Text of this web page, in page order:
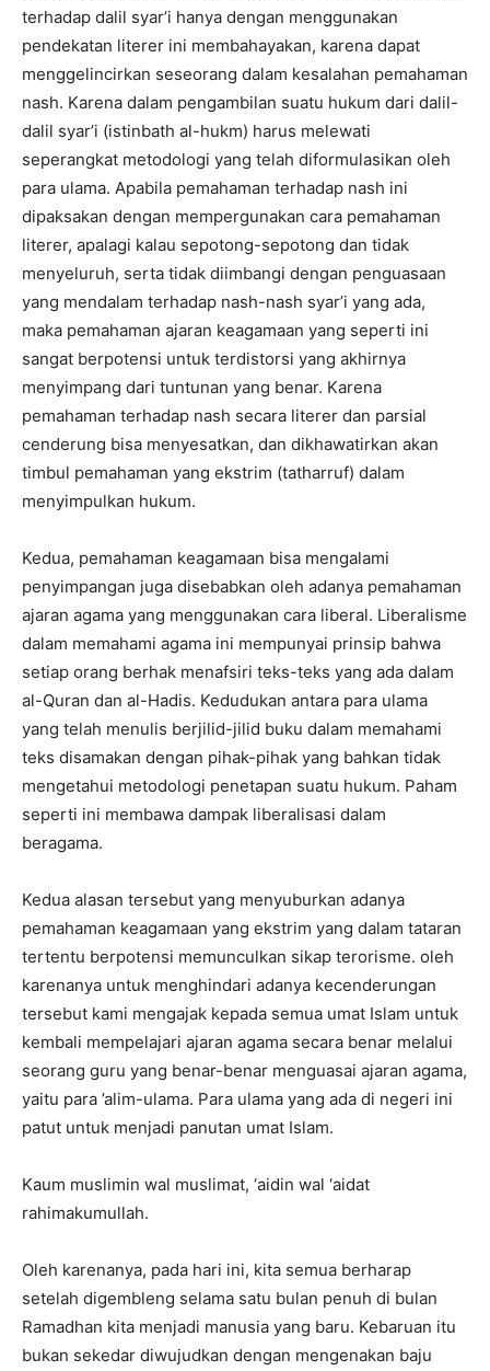
terhadap dalil syar’i hanya dengan menggunakan
pendekatan literer ini membahayakan, karena dapat
menggelincirkan seseorang dalam kesalahan pemahaman
nash. Karena dalam pengambilan suatu hukum dari dalil-
dalil syar’i (istinbath al-hukm) harus melewati
seperangkat metodologi yang telah diformulasikan oleh
para ulama. Apabila pemahaman terhadap nash ini
dipaksakan dengan mempergunakan cara pemahaman
literer, apalagi kalau sepotong-sepotong dan tidak
menyeluruh, serta tidak diimbangi dengan penguasaan
yang mendalam terhadap nash-nash syar’i yang ada,
maka pemahaman ajaran keagamaan yang seperti ini
sangat berpotensi untuk terdistorsi yang akhirnya
menyimpang dari tuntunan yang benar. Karena
pemahaman terhadap nash secara literer dan parsial
cenderung bisa menyesatkan, dan dikhawatirkan akan
timbul pemahaman yang ekstrim (tatharruf) dalam
menyimpulkan hukum.
Kedua, pemahaman keagamaan bisa mengalami
penyimpangan juga disebabkan oleh adanya pemahaman
ajaran agama yang menggunakan cara liberal. Liberalisme
dalam memahami agama ini mempunyai prinsip bahwa
setiap orang berhak menafsiri teks-teks yang ada dalam
al-Quran dan al-Hadis. Kedudukan antara para ulama
yang telah menulis berjilid-jilid buku dalam memahami
teks disamakan dengan pihak-pihak yang bahkan tidak
mengetahui metodologi penetapan suatu hukum. Paham
seperti ini membawa dampak liberalisasi dalam
beragama.
Kedua alasan tersebut yang menyuburkan adanya
pemahaman keagamaan yang ekstrim yang dalam tataran
tertentu berpotensi memunculkan sikap terorisme. oleh
karenanya untuk menghindari adanya kecenderungan
tersebut kami mengajak kepada semua umat Islam untuk
kembali mempelajari ajaran agama secara benar melalui
seorang guru yang benar-benar menguasai ajaran agama,
yaitu para ’alim-ulama. Para ulama yang ada di negeri ini
patut untuk menjadi panutan umat Islam.
Kaum muslimin wal muslimat, ‘aidin wal ‘aidat
rahimakumullah.
Oleh karenanya, pada hari ini, kita semua berharap
setelah digembleng selama satu bulan penuh di bulan
Ramadhan kita menjadi manusia yang baru. Kebaruan itu
bukan sekedar diwujudkan dengan mengenakan baju